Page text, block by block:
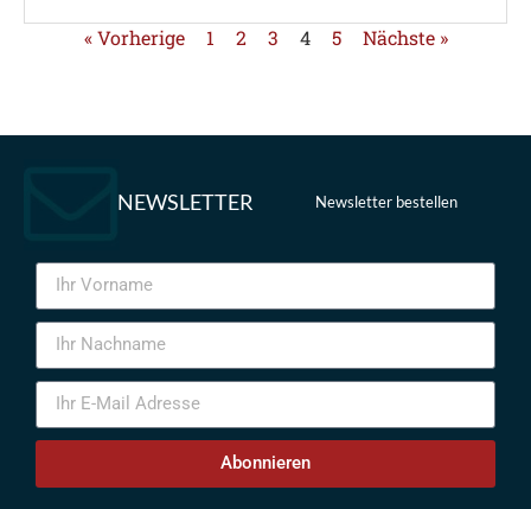
« Vorherige 1 2 3 4 5 Nächste »
NEWSLETTER Newsletter bestellen
Abonnieren